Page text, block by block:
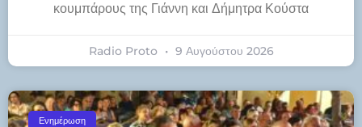
κουμπάρους της Γιάννη και Δήμητρα Κούστα
Radio Proto 9 Αυγούστου 2026
Ενημέρωση